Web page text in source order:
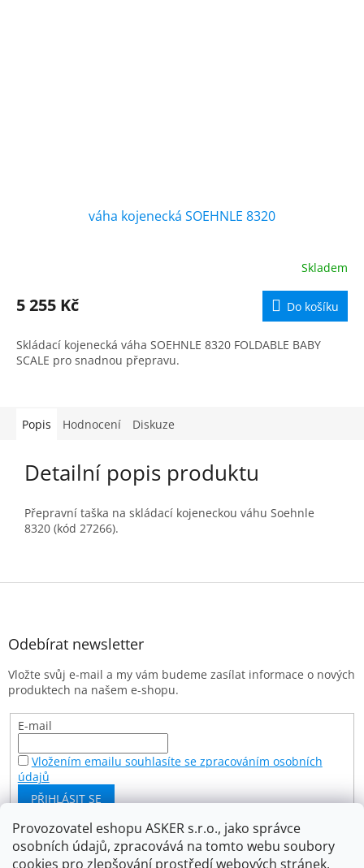
Provozovatel eshopu ASKER s.r.o., jako správce
osobních údajů, zpracovává na tomto webu soubory
cookies pro zlepšování prostředí webových stránek,
váha kojenecká SOEHNLE 8320
Skladem
5 255 Kč Do košíku
Skládací kojenecká váha SOEHNLE 8320 FOLDABLE BABY
SCALE pro snadnou přepravu.
Popis Hodnocení Diskuze
Detailní popis produktu
Přepravní taška na skládací kojeneckou váhu Soehnle
8320 (kód 27266).
Z
Odebírat newsletter
Vložte svůj e-mail a my vám budeme zasílat informace o nových
produktech na našem e-shopu.
E-mail
Vložením emailu souhlasíte se zpracováním osobních
údajů
PŘIHLÁSIT SE
Facebook